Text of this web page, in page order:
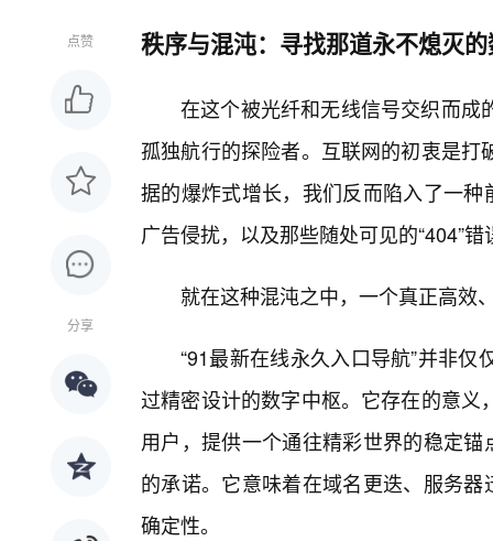
点赞
分享
秩序与混沌：寻找那道永不熄灭的
在这个被光纤和无线信号交织而成
孤独航行的探险者。互联网的初衷是
据的爆炸式增长，我们反而陷入了一
广告侵扰，以及那些随处可见的“404”
就在这种混沌之中，一个真正高效
“91最新在线永久入口导航”并非
过精密设计的数字中枢。它存在的意
用户，提供一个通往精彩世界的稳定
的承诺。它意味着在域名更迭、服务
确定性。